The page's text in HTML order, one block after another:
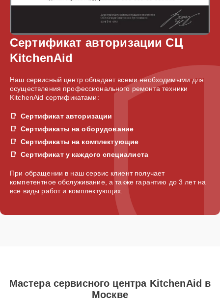
Сертификат авторизации СЦ
KitchenAid
Наш сервисный центр обладает всеми необходимыми для
осуществления профессионального ремонта техники
KitchenAid сертификатами:
Сертификат авторизации
Сертификаты на оборудование
Сертификаты на комплектующие
Сертификат у каждого специалиста
При обращении в наш сервис клиент получает
компетентное обслуживание, а также гарантию до 3 лет на
все виды работ и комплектующих.
Мастера сервисного центра KitchenAid в
Москве